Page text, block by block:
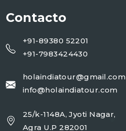
Contacto
+91-89380 52201
+91-7983424430
holaindiatour@gmail.com
info@holaindiatour.com
25/k-1148A, Jyoti Nagar,
Agra U.P 282001